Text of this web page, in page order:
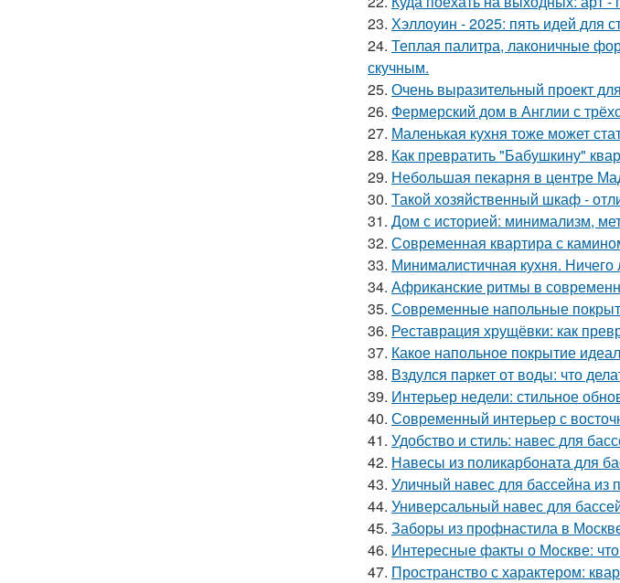
23. Хэллоуин - 2025: пять идей для
24. Теплая палитра, лаконичные
скучным.
25. Очень выразительный проект
26. Фермерский дом в Англии с
27. Маленькая кухня тоже может
28. Как превратить "Бабушкину"
29. Небольшая пекарня в центре
30. Такой хозяйственный шкаф -
31. Дом с историей: минимализм,
32. Современная квартира с
33. Минималистичная кухня. Ничего
34. Африканские ритмы в
35. Современные напольные
36. Реставрация хрущёвки: как
37. Какое напольное покрытие
38. Вздулся паркет от воды: что
39. Интерьер недели: стильное
40. Современный интерьер с
41. Удобство и стиль: навес для
42. Навесы из поликарбоната для
43. Уличный навес для бассейна из
44. Универсальный навес для
45. Заборы из профнастила в
46. Интересные факты о Москве:
47. Пространство с характером: